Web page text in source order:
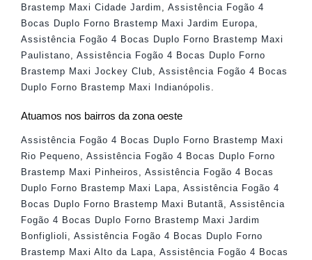
Brastemp Maxi Cidade Jardim
Assistência Fogão 4
Bocas Duplo Forno Brastemp Maxi Jardim Europa
Assistência Fogão 4 Bocas Duplo Forno Brastemp Maxi
Paulistano
Assistência Fogão 4 Bocas Duplo Forno
Brastemp Maxi Jockey Club
Assistência Fogão 4 Bocas
Duplo Forno Brastemp Maxi Indianópolis
Atuamos nos bairros da zona oeste
Assistência Fogão 4 Bocas Duplo Forno Brastemp Maxi
Rio Pequeno, Assistência Fogão 4 Bocas Duplo Forno
Brastemp Maxi Pinheiros , Assistência Fogão 4 Bocas
Duplo Forno Brastemp Maxi Lapa, Assistência Fogão 4
Bocas Duplo Forno Brastemp Maxi Butantã, Assistência
Fogão 4 Bocas Duplo Forno Brastemp Maxi Jardim
Bonfiglioli , Assistência Fogão 4 Bocas Duplo Forno
Brastemp Maxi Alto da Lapa, Assistência Fogão 4 Bocas